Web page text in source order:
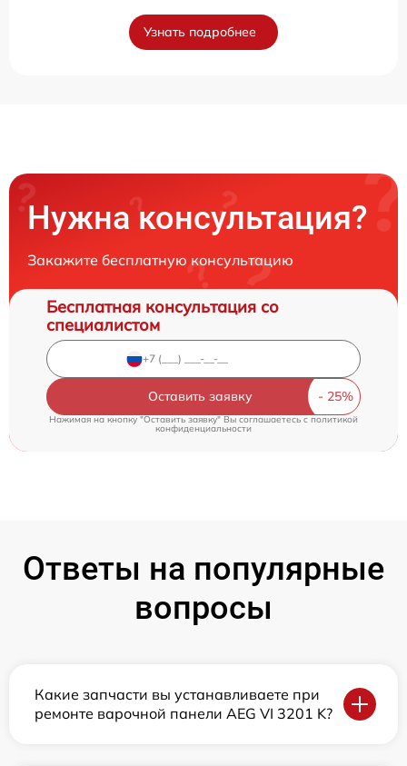
Узнать подробнее
Нужна консультация?
Закажите бесплатную консультацию
Бесплатная консультация со
специалистом
Оставить заявку
Нажимая на кнопку "Оставить заявку" Вы соглашаетесь cполитикой
конфиденциальности
Ответы на популярные
вопросы
Какие запчасти вы устанавливаете при
ремонте варочной панели AEG VI 3201 K?